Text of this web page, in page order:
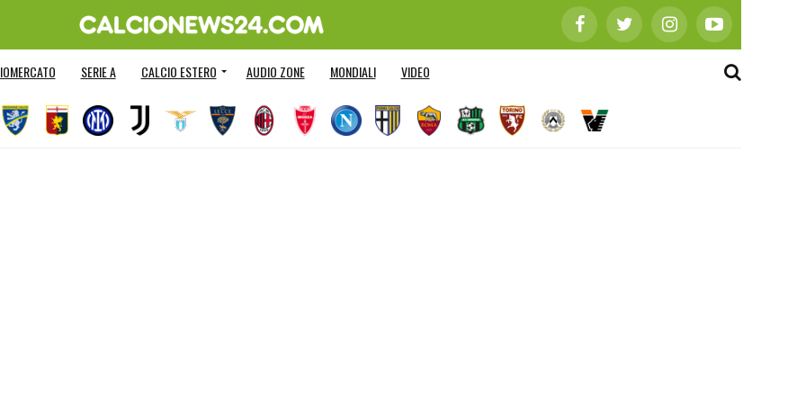
SERIE A CALCIO ESTERO AUDIO ZONE MONDIALI VIDEO